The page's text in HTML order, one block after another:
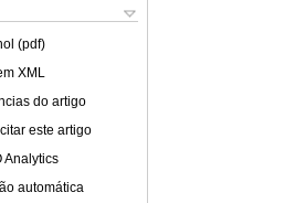
(pdf)
XML
do artigo
este artigo
Analytics
automática